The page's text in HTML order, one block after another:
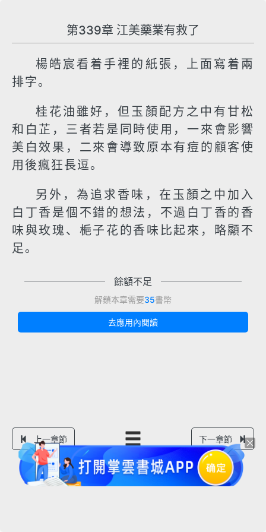
第339章 江美藥業有救了
楊皓宸看着手裡的紙張，上面寫着兩
排字。
桂花油雖好，但玉顏配方之中有甘松
和白芷，三者若是同時使用，一來會影響
美白效果，二來會導致原本有痘的顧客使
用後瘋狂長逗。
另外，為追求香味，在玉顏之中加入
白丁香是個不錯的想法，不過白丁香的香
味與玫瑰、梔子花的香味比起來，略顯不
足。
餘額不足
解鎖本章需要35書幣
去應用內閱讀
上一章節 下一章節